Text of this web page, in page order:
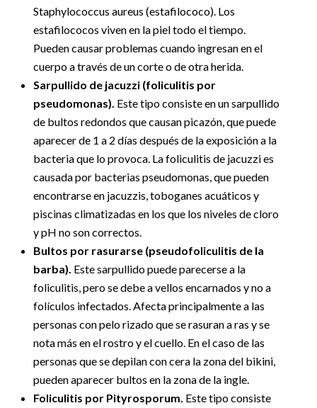
Staphylococcus aureus (estafilococo). Los
estafilococos viven en la piel todo el tiempo.
Pueden causar problemas cuando ingresan en el
cuerpo a través de un corte o de otra herida.
Sarpullido de jacuzzi (foliculitis por
pseudomonas). Este tipo consiste en un sarpullido
de bultos redondos que causan picazón, que puede
aparecer de 1 a 2 días después de la exposición a la
bacteria que lo provoca. La foliculitis de jacuzzi es
causada por bacterias pseudomonas, que pueden
encontrarse en jacuzzis, toboganes acuáticos y
piscinas climatizadas en los que los niveles de cloro
y pH no son correctos.
Bultos por rasurarse (pseudofoliculitis de la
barba). Este sarpullido puede parecerse a la
foliculitis, pero se debe a vellos encarnados y no a
folículos infectados. Afecta principalmente a las
personas con pelo rizado que se rasuran a ras y se
nota más en el rostro y el cuello. En el caso de las
personas que se depilan con cera la zona del bikini,
pueden aparecer bultos en la zona de la ingle.
Foliculitis por Pityrosporum. Este tipo consiste